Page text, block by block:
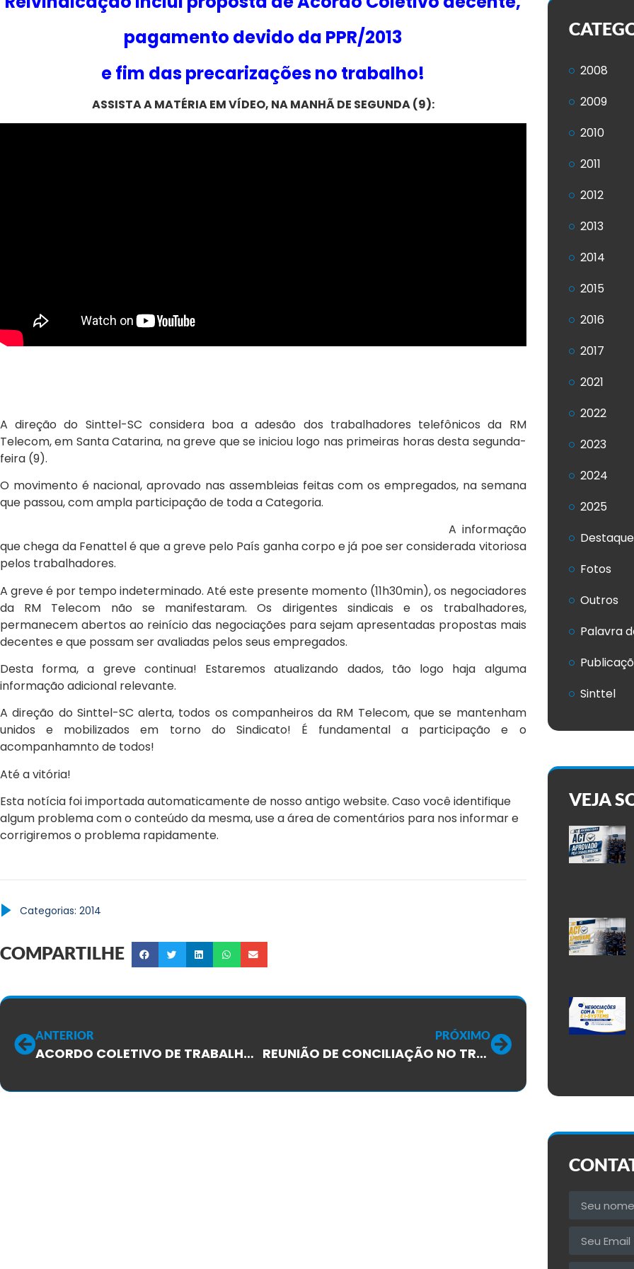
pagamento devido da PPR/2013
e fim das precarizações no trabalho!
ASSISTA A MATÉRIA EM VÍDEO, NA MANHÃ DE SEGUNDA (9):
A direção do Sinttel-SC considera boa a adesão dos trabalhadores telefônicos da RM
Telecom, em Santa Catarina, na greve que se iniciou logo nas primeiras horas desta segunda-
feira (9).
O movimento é nacional, aprovado nas assembleias feitas com os empregados, na semana
que passou, com ampla participação de toda a Categoria.
A informação
que chega da Fenattel é que a greve pelo País ganha corpo e já poe ser considerada vitoriosa
pelos trabalhadores.
A greve é por tempo indeterminado. Até este presente momento (11h30min), os negociadores
da RM Telecom não se manifestaram. Os dirigentes sindicais e os trabalhadores,
permanecem abertos ao reinício das negociações para sejam apresentadas propostas mais
decentes e que possam ser avaliadas pelos seus empregados.
Desta forma, a greve continua! Estaremos atualizando dados, tão logo haja alguma
informação adicional relevante.
A direção do Sinttel-SC alerta, todos os companheiros da RM Telecom, que se mantenham
unidos e mobilizados em torno do Sindicato! É fundamental a participação e o
acompanhamnto de todos!
Até a vitória!
Esta notícia foi importada automaticamente de nosso antigo website. Caso você identifique
algum problema com o conteúdo da mesma, use a área de comentários para nos informar e
corrigiremos o problema rapidamente.
Categorias: 2014
COMPARTILHE
ANTERIOR
ACORDO COLETIVO DE TRABALHO DE 2014/2015 NA TIVIT
PRÓXIMO
REUNIÃO DE CONCILIAÇÃO NO TRT/FLORIANÓPOLIS, GARANTE AVANÇOS, MAS DECISÃO SOBRE GREVE É DOS TRABALHADORES!
2008
2009
2010
2011
2012
2013
2014
2015
2016
2017
2021
2022
2023
2024
2025
Fotos
Outros
Palavra
Sinttel
VEJA